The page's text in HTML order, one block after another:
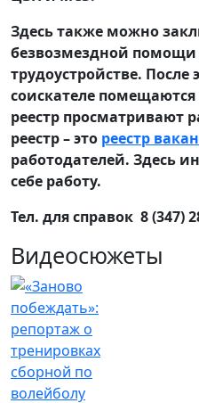
Здесь также можно
безвозмездной
трудоустройстве. После
соискателе помещаются
реестр просматривают
реестр – это реестр
работодателей. Здесь
себе работу.
Тел. для справок 8 (347)
Видеосюжеты